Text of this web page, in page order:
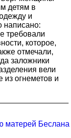
детям в
и
написано:
требовали
которое,
отмечали,
заложники
вели
из огнеметов и
матерей Беслана